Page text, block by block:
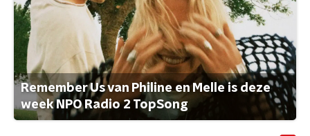
Remember Us van Philine en Melle is deze
week NPO Radio 2 TopSong